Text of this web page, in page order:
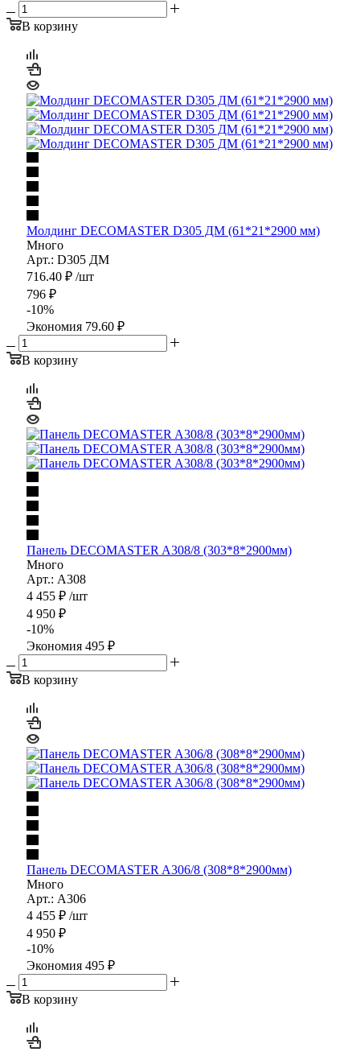
В корзину
Молдинг DECOMASTER D305 ДМ (61*21*2900 мм)
Много
Арт.: D305 ДМ
716.40 ₽ /шт
796 ₽
-10%
Экономия 79.60 ₽
В корзину
Панель DECOMASTER A308/8 (303*8*2900мм)
Много
Арт.: A308
4 455 ₽ /шт
4 950 ₽
-10%
Экономия 495 ₽
В корзину
Панель DECOMASTER A306/8 (308*8*2900мм)
Много
Арт.: A306
4 455 ₽ /шт
4 950 ₽
-10%
Экономия 495 ₽
В корзину